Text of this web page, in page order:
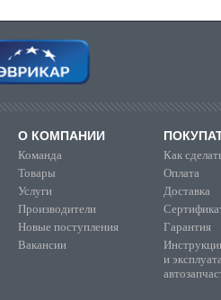
О КОМПАНИИ
Команда
Товары
Услуги
Производители
Новые поступления
Вакансии
Как
Оплата
Доставка
Гарантия
и